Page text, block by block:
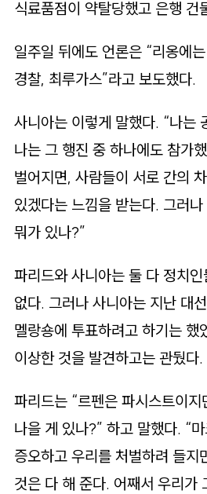
식료품점이 약탈당했고 은행 건
일주일 뒤에도 언론은 “리옹에
경찰, 최루가스”라고 보도했다.
사니아는 이렇게 말했다. “나는
나는 그 행진 중 하나에도 참가
벌어지면, 사람들이 서로 간의
있겠다는 느낌을 받는다. 그러
뭐가 있나?”
파리드와 사니아는 둘 다 정치
없다. 그러나 사니아는 지난 대
멜랑숑에 투표하려고 하기는 했
이상한 것을 발견하고는 관뒀다.
파리드는 “르펜은 파시스트이
나을 게 있나?” 하고 말했다. “
증오하고 우리를 처벌하려 들지
것은 다 해 준다. 어째서 우리가